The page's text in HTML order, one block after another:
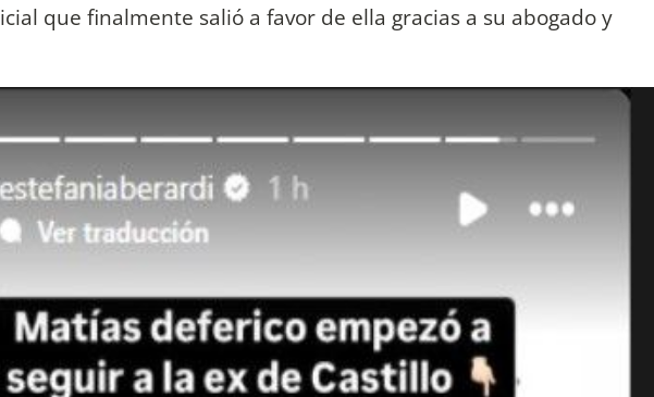
que finalmente salió a favor de ella gracias a su abogado y